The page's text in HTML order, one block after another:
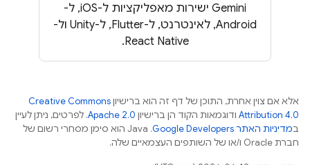
Gemini ישירות מאפליקציות ל-iOS, ל-
Android, לאינטרנט, ל-Flutter, ל-Unity ול-
React Native.
אלא אם צוין אחרת, התוכן של דף זה הוא ברישיוןCreative Commons
Attribution 4.0 ודוגמאות הקוד הן ברישיון Apache 2.0. לפרטים, ניתן לעיין
במדיניות האתר Google Developers‏
.‏ Java הוא סימן מסחרי רשום של
חברת Oracle ו/או של השותפים העצמאיים שלה.